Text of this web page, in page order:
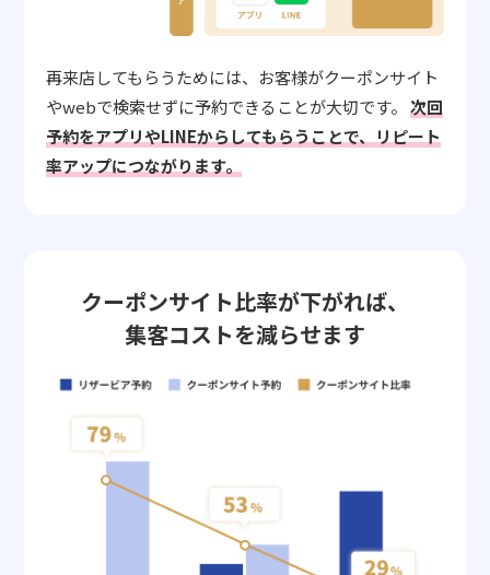
再来店してもらうためには、お客様がクーポンサイト
やwebで検索せずに予約できることが大切です。 次回
予約をアプリやLINEからしてもらうことで、リピート
率アップにつながります。
クーポンサイト比率が下がれば、
集客コストを減らせます